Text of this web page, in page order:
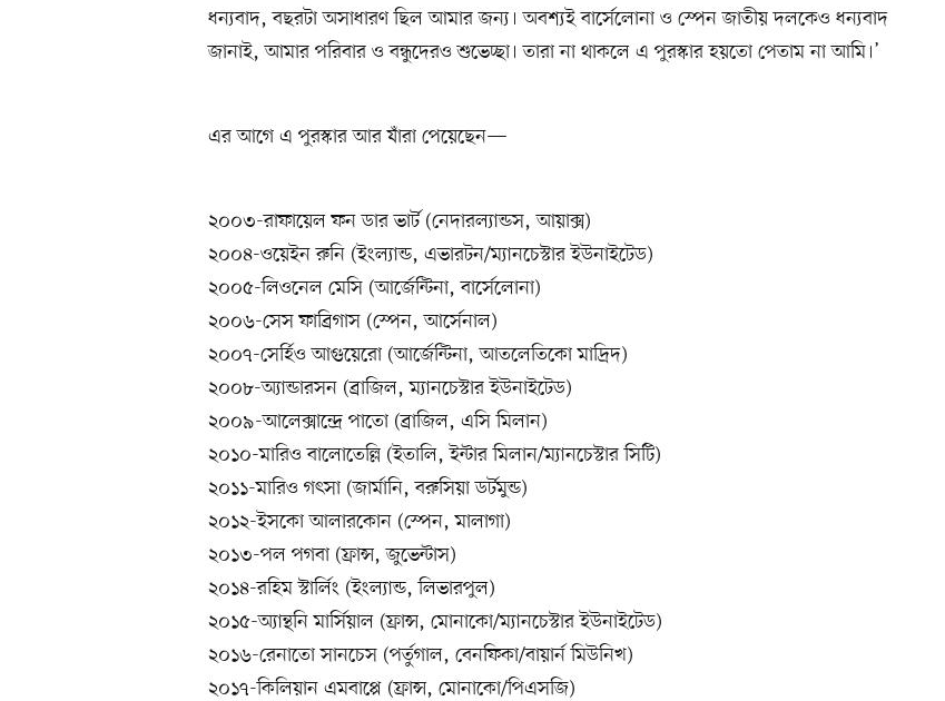
ধন্যবাদ, বছরটা অসাধারণ ছিল আমার জন্য। অবশ্যই বার্সেলোনা ও স্পেন জাতীয় দলকেও ধন্যবাদ
জানাই, আমার পরিবার ও বন্ধুদেরও শুভেচ্ছা। তারা না থাকলে এ পুরস্কার হয়তো পেতাম না আমি।’
এর আগে এ পুরস্কার আর যাঁরা পেয়েছেন—
২০০৩-রাফায়েল ফন ডার ভার্ট (নেদারল্যান্ডস, আয়াক্স)
২০০৪-ওয়েইন রুনি (ইংল্যান্ড, এভারটন/ম্যানচেস্টার ইউনাইটেড)
২০০৫-লিওনেল মেসি (আর্জেন্টিনা, বার্সেলোনা)
২০০৬-সেস ফাব্রিগাস (স্পেন, আর্সেনাল)
২০০৭-সের্হিও আগুয়েরো (আর্জেন্টিনা, আতলেতিকো মাদ্রিদ)
২০০৮-অ্যান্ডারসন (ব্রাজিল, ম্যানচেস্টার ইউনাইটেড)
২০০৯-আলেক্সান্দ্রে পাতো (ব্রাজিল, এসি মিলান)
২০১০-মারিও বালোতেল্লি (ইতালি, ইন্টার মিলান/ম্যানচেস্টার সিটি)
২০১১-মারিও গৎসা (জার্মানি, বরুসিয়া ডর্টমুন্ড)
২০১২-ইসকো আলারকোন (স্পেন, মালাগা)
২০১৩-পল পগবা (ফ্রান্স, জুভেন্টাস)
২০১৪-রহিম স্টার্লিং (ইংল্যান্ড, লিভারপুল)
২০১৫-অ্যান্থনি মার্সিয়াল (ফ্রান্স, মোনাকো/ম্যানচেস্টার ইউনাইটেড)
২০১৬-রেনাতো সানচেস (পর্তুগাল, বেনফিকা/বায়ার্ন মিউনিখ)
২০১৭-কিলিয়ান এমবাপ্পে (ফ্রান্স, মোনাকো/পিএসজি)